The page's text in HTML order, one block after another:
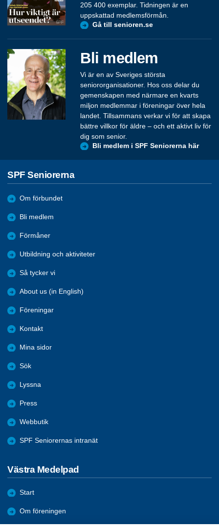
205 400 exemplar. Tidningen är en
uppskattad medlemsförmån.
Gå till senioren.se
Bli medlem
Vi är en av Sveriges största
seniororganisationer. Hos oss delar du
gemenskapen med närmare en kvarts
miljon medlemmar i föreningar över hela
landet. Tillsammans verkar vi för att skapa
bättre villkor för äldre – och ett aktivt liv för
dig som senior.
Bli medlem i SPF Seniorerna här
SPF Seniorerna
Om förbundet
Bli medlem
Förmåner
Utbildning och aktiviteter
Så tycker vi
About us (in English)
Föreningar
Kontakt
Mina sidor
Sök
Lyssna
Press
Webbutik
SPF Seniorernas intranät
Västra Medelpad
Start
Om föreningen